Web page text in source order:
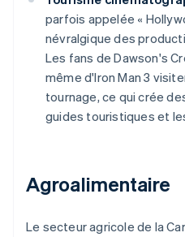
parfois appelée «
névralgique des
Les fans de Dawson's
même d'Iron Man 3
tournage, ce qui crée
guides touristiques et
Agroalimentaire
Le secteur agricole de la